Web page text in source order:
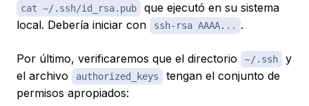
cat ~/.ssh/id_rsa.pub
que ejecutó en su sistema
local. Debería iniciar con
ssh-rsa AAAA... .
Por último, verificaremos que el directorio ~/.ssh
y
el archivo
authorized_keys
tengan el conjunto de
permisos apropiados: